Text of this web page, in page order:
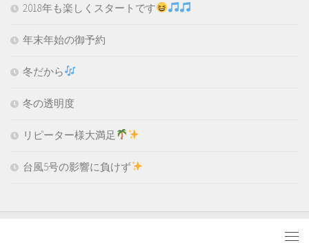
2018年も楽しくスタートです
年末年始の御予約
冬だから
冬の透明度
リピーター様大満足
台風5号の影響に負けず